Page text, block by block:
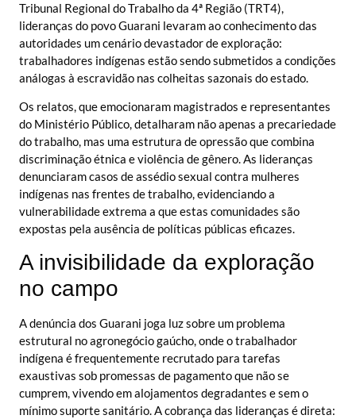
Tribunal Regional do Trabalho da 4ª Região (TRT4),
lideranças do povo Guarani levaram ao conhecimento das
autoridades um cenário devastador de exploração:
trabalhadores indígenas estão sendo submetidos a condições
análogas à escravidão nas colheitas sazonais do estado.
Os relatos, que emocionaram magistrados e representantes
do Ministério Público, detalharam não apenas a precariedade
do trabalho, mas uma estrutura de opressão que combina
discriminação étnica e violência de gênero. As lideranças
denunciaram casos de assédio sexual contra mulheres
indígenas nas frentes de trabalho, evidenciando a
vulnerabilidade extrema a que estas comunidades são
expostas pela ausência de políticas públicas eficazes.
A invisibilidade da exploração
no campo
A denúncia dos Guarani joga luz sobre um problema
estrutural no agronegócio gaúcho, onde o trabalhador
indígena é frequentemente recrutado para tarefas
exaustivas sob promessas de pagamento que não se
cumprem, vivendo em alojamentos degradantes e sem o
mínimo suporte sanitário. A cobrança das lideranças é direta: